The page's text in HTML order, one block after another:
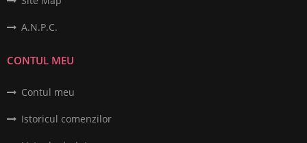
A.N.P.C.
CONTUL MEU
Contul meu
Istoricul comenzilor